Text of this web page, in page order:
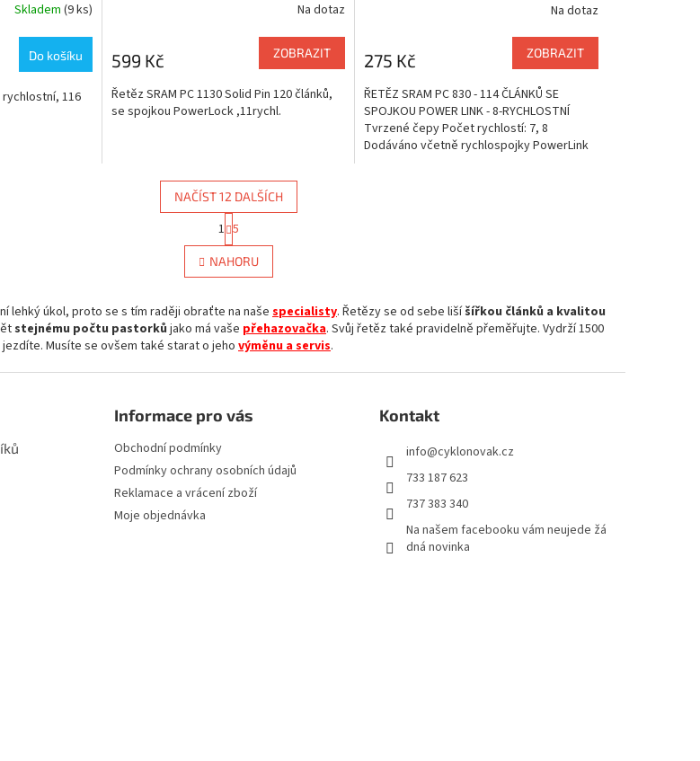
Skladem (9 ks)
Do košíku
116
Na dotaz
599 Kč ZOBRAZIT
Řetěz SRAM PC 1130 Solid Pin 120 článků,
se spojkou PowerLock ,11rychl.
Na dotaz
275 Kč ZOBRAZIT
ŘETĚZ SRAM PC 830 - 114 ČLÁNKŮ SE
SPOJKOU POWER LINK - 8-RYCHLOSTNÍ
Tvrzené čepy Počet rychlostí: 7, 8
Dodáváno včetně rychlospojky PowerLink
O
v
l
d
a
c
í
p
k
ý
p
NAČÍST 12 DALŠÍCH
t
r
á
n
o
v
á
í
1 5
NAHORU
lehký úkol, proto se s tím raději obraťte na naše specialisty. Řetězy se od sebe lišíšířkou článků a kvalitou
stejnému počtu pastorků jako má vaše přehazovačka. Svůj řetěz také pravidelně přeměřujte. Vydrží 1500
Musíte se ovšem také starat o jehovýměnu a servis.
Informace pro vás
Obchodní podmínky
Podmínky ochrany osobních údajů
Reklamace a vrácení zboží
Moje objednávka
Kontakt
info@cyklonovak.cz
733 187 623
737 383 340
Na našem facebooku vám neujede žá
dná novinka